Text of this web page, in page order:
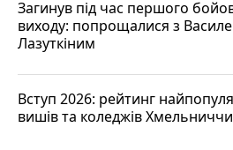
Загинув під час першого
виходу: попрощалися з
Лазуткіним
Вступ 2026: рейтинг
вишів та коледжів